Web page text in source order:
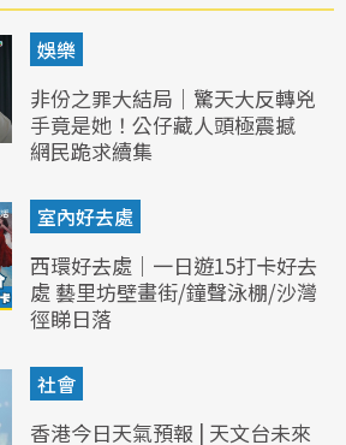
娛樂
非份之罪大結局｜驚天大反轉兇
手竟是她！公仔藏人頭極震撼
網民跪求續集
室內好去處
西環好去處｜一日遊15打卡好去
處 藝里坊壁畫街/鐘聲泳棚/沙灣
徑睇日落
社會
香港今日天氣預報 | 天文台未來